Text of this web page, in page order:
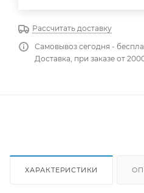
Рассчитать доставку
Самовывоз сегодня -
Доставка, при заказе от
ХАРАКТЕРИСТИКИ